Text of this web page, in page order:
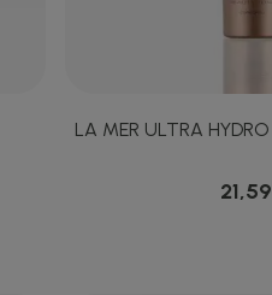
LA MER ULTRA